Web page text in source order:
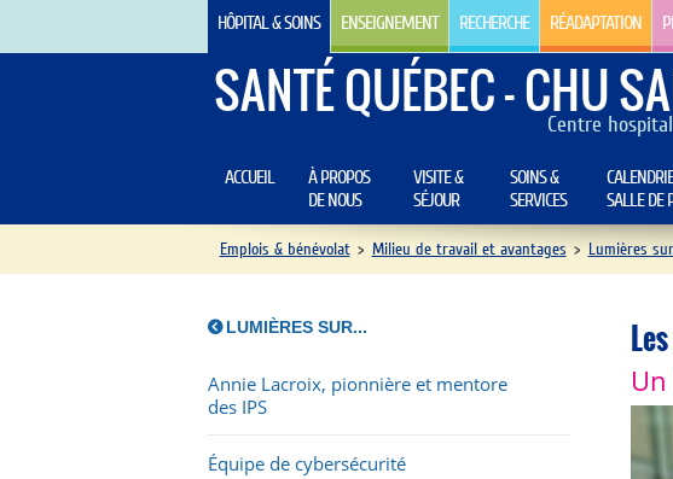
HÔPITAL & SOINS ENSEIGNEMENT RECHERCHE RÉADAPTATION
SANTÉ QUÉBEC - CHU
Centre
ACCUEIL
À PROPOS
DE NOUS
VISITE &
SÉJOUR
SOINS &
SERVICES
SALLE DE
Emplois & bénévolat > Milieu de travail et avantages > Lumières
LUMIÈRES SUR...
Annie Lacroix, pionnière et mentore
des IPS
Équipe de cybersécurité